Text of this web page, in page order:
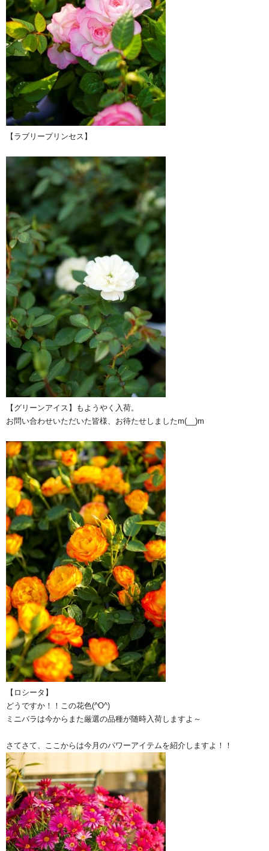
【ラブリープリンセス】
【グリーンアイス】もようやく入荷。
お問い合わせいただいた皆様、お待たせしましたm(__)m
【ロシータ】
どうですか！！この花色(^O^)
ミニバラは今からまた厳選の品種が随時入荷しますよ～
さてさて、ここからは今月のパワーアイテムを紹介しますよ！！